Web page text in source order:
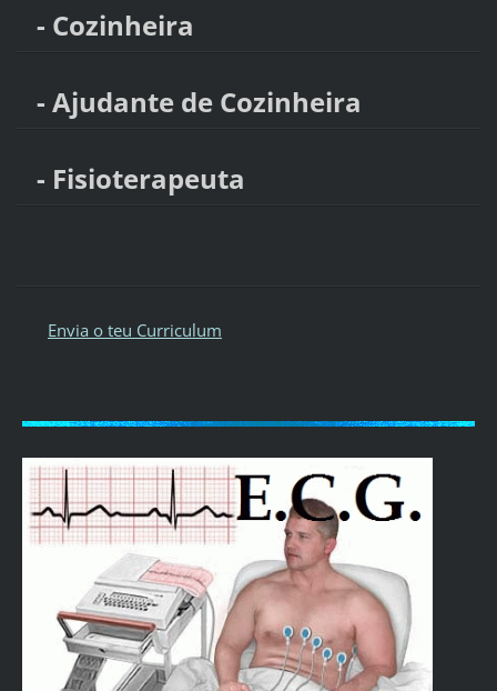
- Cozinheira
- Ajudante de Cozinheira
- Fisioterapeuta
Envia o teu Curriculum